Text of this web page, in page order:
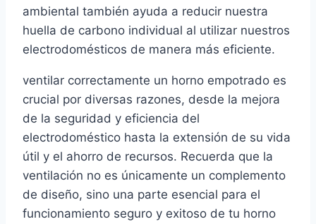
ambiental también ayuda a reducir nuestra
huella de carbono individual al utilizar nuestros
electrodomésticos de manera más eficiente.
ventilar correctamente un horno empotrado es
crucial por diversas razones, desde la mejora
de la seguridad y eficiencia del
electrodoméstico hasta la extensión de su vida
útil y el ahorro de recursos. Recuerda que la
ventilación no es únicamente un complemento
de diseño, sino una parte esencial para el
funcionamiento seguro y exitoso de tu horno